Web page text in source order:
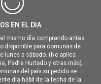
EN EL DIA
mismo día comprando antes
disponible para comunas de
lunes a sábado. (No aplica
Padre Hurtado y otras más).
del país su pedido se
día hábil de la fecha de la